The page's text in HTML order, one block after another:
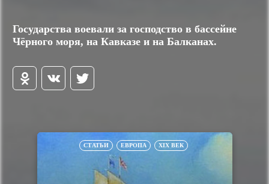
Государства воевали за господство в бассейне
Чёрного моря, на Кавказе и на Балканах.
СТАТЬИ ЕВРОПА XIX ВЕК